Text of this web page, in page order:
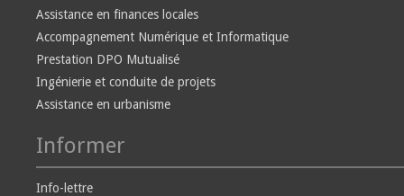
Assistance en finances locales
Accompagnement Numérique et Informatique
Prestation DPO Mutualisé
Ingénierie et conduite de projets
Assistance en urbanisme
Informer
Info-lettre